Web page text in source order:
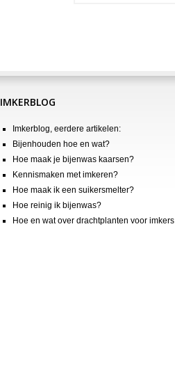
IMKERBLOG
Imkerblog, eerdere artikelen:
Bijenhouden hoe en wat?
Hoe maak je bijenwas kaarsen?
Kennismaken met imkeren?
Hoe maak ik een suikersmelter?
Hoe reinig ik bijenwas?
Hoe en wat over drachtplanten voor imkers